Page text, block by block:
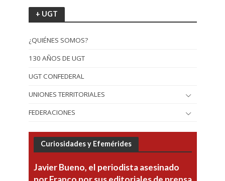
+ UGT
¿QUIÉNES SOMOS?
130 AÑOS DE UGT
UGT CONFEDERAL
UNIONES TERRITORIALES
FEDERACIONES
Curiosidades y Efemérides
Javier Bueno, el periodista asesinado